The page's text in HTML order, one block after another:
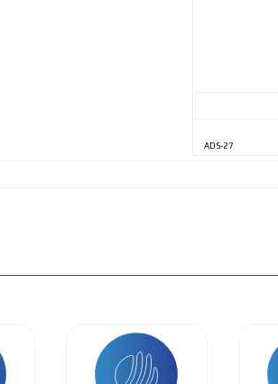
ADS-27